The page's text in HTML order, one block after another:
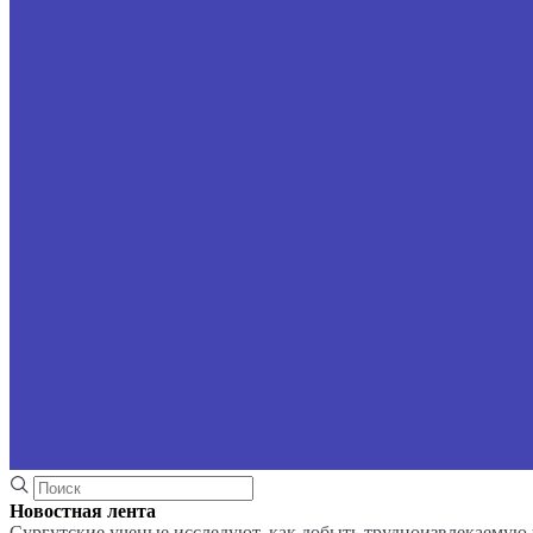
Новостная лента